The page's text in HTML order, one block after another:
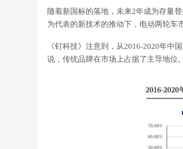
随着新国标的落地，未来2年成为存量
为代表的新技术的推动下，电动两轮车
《钉科技》注意到，从2016-2020年中
说，传统品牌在市场上占据了主导地位。